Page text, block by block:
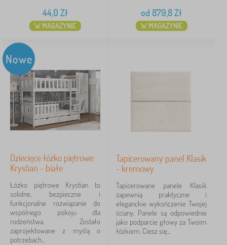
44,0 Zł
W MAGAZYNIE
od 879,8Zł
W MAGAZYNIE
Nowe
Dziecięce łóżko piętrowe
Krystian - białe
Łóżko piętrowe Krystian to
solidne, bezpieczne i
funkcjonalne rozwiązanie do
wspólnego pokoju dla
rodzeństwa. Zostało
zaprojektowane z myślą o
potrzebach...
Tapicerowany panel Klasik
- kremowy
Tapicerowane panele Klasik
zapewnią praktyczne i
eleganckie wykończenie Twojej
ściany. Panele są odpowiednie
jako podparcie głowy za Twoim
łóżkiem. Ciesz się...